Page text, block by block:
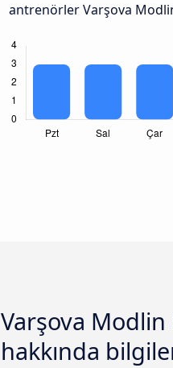
antrenörler Varşova
Varşova Modlin
hakkında